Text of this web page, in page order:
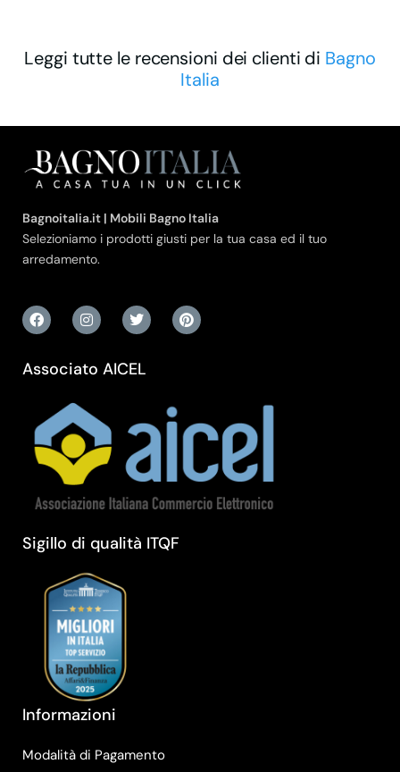
Leggi tutte le recensioni dei clienti di Bagno
Italia
Bagnoitalia.it | Mobili Bagno Italia
Selezioniamo i prodotti giusti per la tua casa ed il tuo
arredamento.
Associato AICEL
Sigillo di qualità ITQF
Informazioni
Modalità di Pagamento